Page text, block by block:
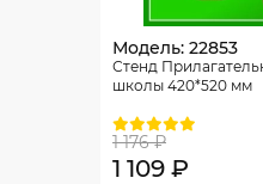
Модель: 22853
Стенд
школы 420*520 мм
1 176 ₽
1 109 ₽